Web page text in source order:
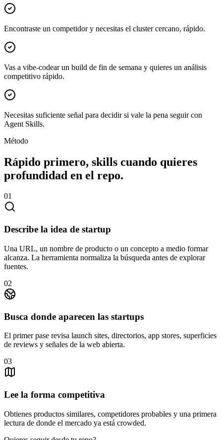
Encontraste un competidor y necesitas el cluster cercano, rápido.
Vas a vibe-codear un build de fin de semana y quieres un análisis
competitivo rápido.
Necesitas suficiente señal para decidir si vale la pena seguir con
Agent Skills.
Método
Rápido primero, skills cuando quieres
profundidad en el repo.
01
Describe la idea de startup
Una URL, un nombre de producto o un concepto a medio formar
alcanza. La herramienta normaliza la búsqueda antes de explorar
fuentes.
02
Busca donde aparecen las startups
El primer pase revisa launch sites, directorios, app stores, superficies
de reviews y señales de la web abierta.
03
Lee la forma competitiva
Obtienes productos similares, competidores probables y una primera
lectura de donde el mercado ya está crowded.